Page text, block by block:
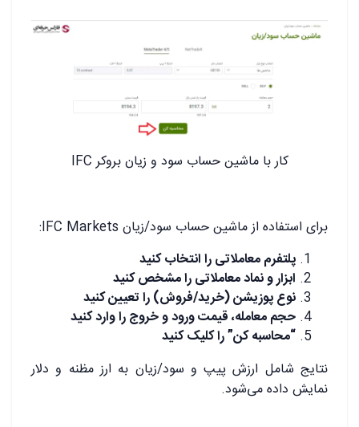
کار با ماشین حساب سود و زیان بروکر IFC
برای استفاده از ماشین حساب سود/زیان IFC Markets:
پلتفرم معاملاتی را انتخاب کنید
ابزار و نماد معاملاتی را مشخص کنید
نوع پوزیشن (خرید/فروش) را تعیین کنید
حجم معامله، قیمت ورود و خروج را وارد کنید
“محاسبه کن” را کلیک کنید
نتایج شامل ارزش پیپ و سود/زیان به ارز مظنه و دلار
نمایش داده می‌شود.